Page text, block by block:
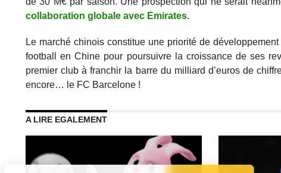
collaboration globale avec Emirates.
Le marché chinois constitue une priorité de
football en Chine pour poursuivre la croissance de ses
premier club à franchir la barre du milliard d’euros de
encore… le FC Barcelone !
A LIRE EGALEMENT